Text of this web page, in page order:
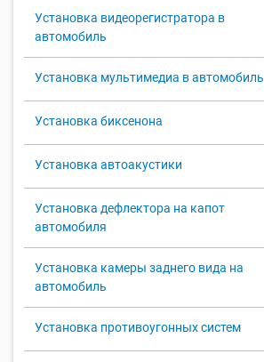
Установка видеорегистратора в
автомобиль
Установка мультимедиа в автомобиль
Установка биксенона
Установка автоакустики
Установка дефлектора на капот
автомобиля
Установка камеры заднего вида на
автомобиль
Установка противоугонных систем